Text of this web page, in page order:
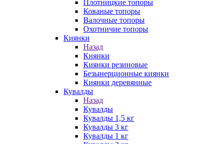
Плотницкие топоры
Кованые топоры
Валочные топоры
Охотничие топоры
Киянки
Назад
Киянки
Киянки резиновые
Безынерционные киянки
Киянки деревянные
Кувалды
Назад
Кувалды
Кувалды 1,5 кг
Кувалды 3 кг
Кувалды 1 кг